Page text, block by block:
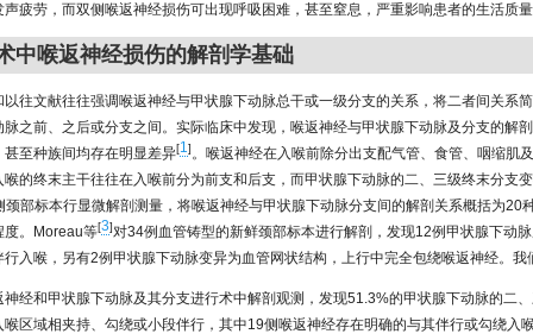
疲劳，而双侧喉返神经损伤可出现呼吸困难，甚至窒息，严重影响患者的生活质量
中喉返神经损伤的解剖学基础
以往文献往往强调喉返神经与甲状腺下动脉总干或一级分支的关系，将二者间关系
之前、之后或分支之间。实际临床中发现，喉返神经与甲状腺下动脉及分支的解剖
至种族间均存在明显差异[1]。喉返神经在入喉前除分出支配气管、食管、咽缩肌
的终末主干往往在入喉前分为前支和后支，而甲状腺下动脉的二、三级终末分支变
颈部标本行显微解剖测量，将喉返神经与甲状腺下动脉分支间的解剖关系概括为20
度。Moreau等[3]对34例血管铸型的新鲜颈部标本进行解剖，发现12例甲状腺下动
入喉，另有2例甲状腺下动脉变异为血管网状结构，上行中完全包绕喉返神经。我
神经和甲状腺下动脉及其分支进行术中解剖观测，发现51.3%的甲状腺下动脉的二
喉区域相夹持、勾绕或小段伴行，其中19侧喉返神经存在明确的与其伴行或勾绕入